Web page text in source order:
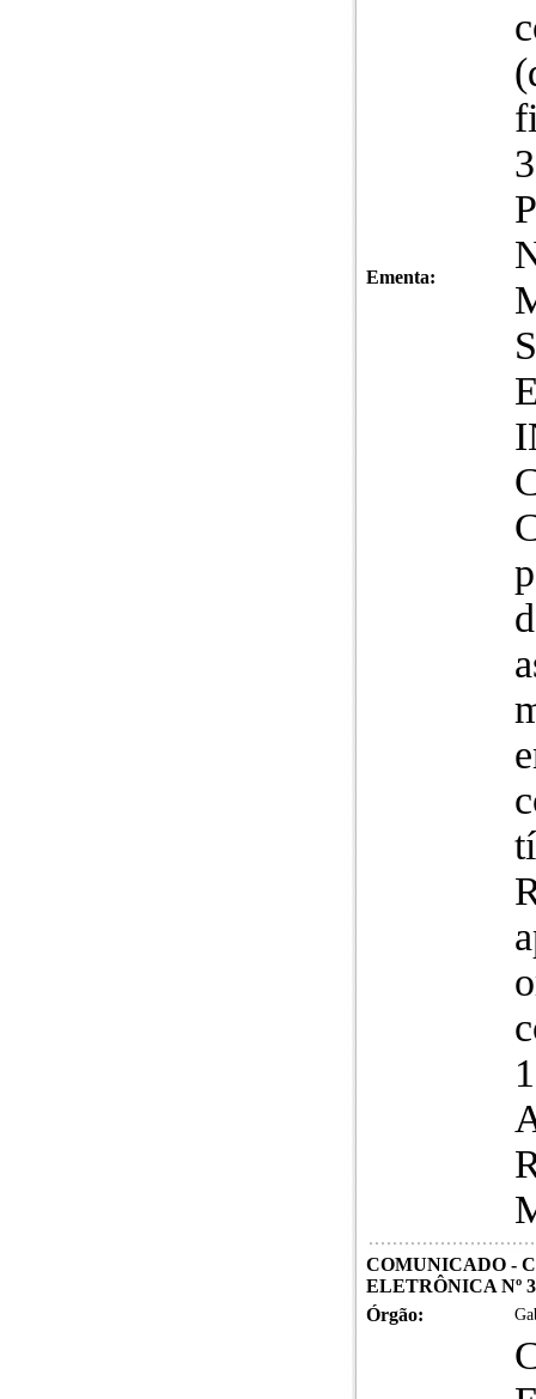
Ementa:
COMUNICADO -
ELETRÔNICA Nº
Órgão: